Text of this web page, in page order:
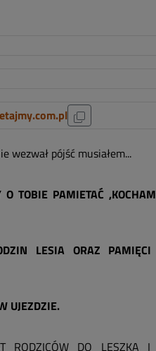
wezwał pójść musiałem...
TOBIE PAMIETAĆ
LESIA ORAZ PAMIĘCI
UJEZDZIE.
RODZICÓW DO LESZKA I